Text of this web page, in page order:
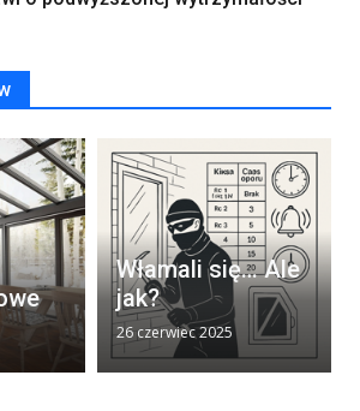
Włamali się… Ale
jak?
26 czerwiec 2025